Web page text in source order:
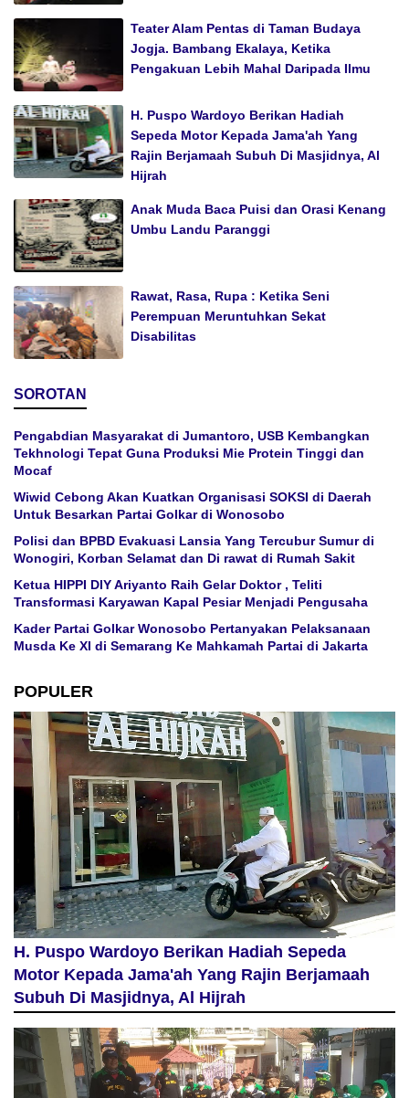
Teater Alam Pentas di Taman Budaya
Jogja. Bambang Ekalaya, Ketika
Pengakuan Lebih Mahal Daripada Ilmu
H. Puspo Wardoyo Berikan Hadiah
Sepeda Motor Kepada Jama'ah Yang
Rajin Berjamaah Subuh Di Masjidnya, Al
Hijrah
Anak Muda Baca Puisi dan Orasi Kenang
Umbu Landu Paranggi
Rawat, Rasa, Rupa : Ketika Seni
Perempuan Meruntuhkan Sekat
Disabilitas
SOROTAN
Pengabdian Masyarakat di Jumantoro, USB Kembangkan
Tekhnologi Tepat Guna Produksi Mie Protein Tinggi dan
Mocaf
Wiwid Cebong Akan Kuatkan Organisasi SOKSI di Daerah
Untuk Besarkan Partai Golkar di Wonosobo
Polisi dan BPBD Evakuasi Lansia Yang Tercubur Sumur di
Wonogiri, Korban Selamat dan Di rawat di Rumah Sakit
Ketua HIPPI DIY Ariyanto Raih Gelar Doktor , Teliti
Transformasi Karyawan Kapal Pesiar Menjadi Pengusaha
Kader Partai Golkar Wonosobo Pertanyakan Pelaksanaan
Musda Ke XI di Semarang Ke Mahkamah Partai di Jakarta
POPULER
H. Puspo Wardoyo Berikan Hadiah Sepeda
Motor Kepada Jama'ah Yang Rajin Berjamaah
Subuh Di Masjidnya, Al Hijrah